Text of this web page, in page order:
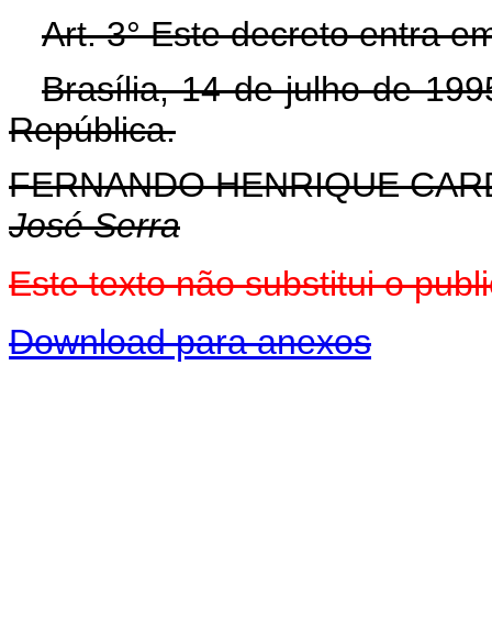
Art. 3° Este decreto entra
Brasília, 14 de julho de
República.
FERNANDO HENRIQUE
José Serra
Este texto não substitui o
Download para anexos